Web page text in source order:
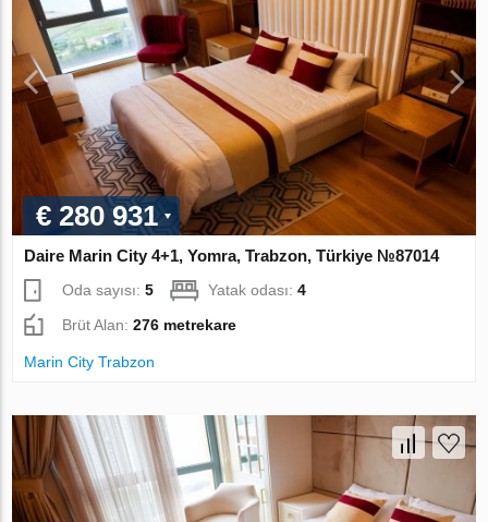
€ 280 931
Daire Marin City 4+1, Yomra, Trabzon, Türkiye №87014
Oda sayısı:5 Yatak odası:4
Brüt Alan:276 metrekare
Marin City Trabzon